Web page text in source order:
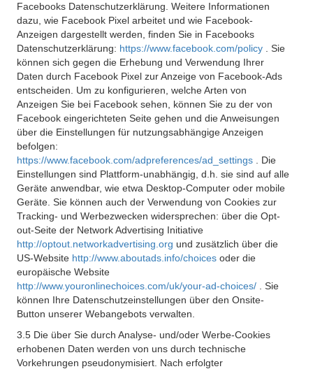
Facebooks Datenschutzerklärung. Weitere Informationen
dazu, wie Facebook Pixel arbeitet und wie Facebook-
Anzeigen dargestellt werden, finden Sie in Facebooks
Datenschutzerklärung: https://www.facebook.com/policy
. Sie
können sich gegen die Erhebung und Verwendung Ihrer
Daten durch Facebook Pixel zur Anzeige von Facebook-Ads
entscheiden. Um zu konfigurieren, welche Arten von
Anzeigen Sie bei Facebook sehen, können Sie zu der von
Facebook eingerichteten Seite gehen und die Anweisungen
über die Einstellungen für nutzungsabhängige Anzeigen
befolgen:
https://www.facebook.com/adpreferences/ad_settings
. Die
Einstellungen sind Plattform-unabhängig, d.h. sie sind auf alle
Geräte anwendbar, wie etwa Desktop-Computer oder mobile
Geräte. Sie können auch der Verwendung von Cookies zur
Tracking- und Werbezwecken widersprechen: über die Opt-
out-Seite der Network Advertising Initiative
http://optout.networkadvertising.org und zusätzlich über die
US-Website http://www.aboutads.info/choices oder die
europäische Website
http://www.youronlinechoices.com/uk/your-ad-choices/
. Sie
können Ihre Datenschutzeinstellungen über den Onsite-
Button unserer Webangebots verwalten.
3.5 Die über Sie durch Analyse- und/oder Werbe-Cookies
erhobenen Daten werden von uns durch technische
Vorkehrungen pseudonymisiert. Nach erfolgter